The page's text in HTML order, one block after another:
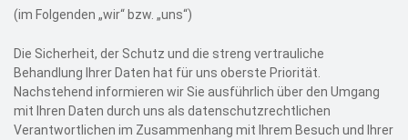
(im Folgenden „wir“ bzw. „uns“)
Die Sicherheit, der Schutz und die streng vertrauliche
Behandlung Ihrer Daten hat für uns oberste Priorität.
Nachstehend informieren wir Sie ausführlich über den Umgang
mit Ihren Daten durch uns als datenschutzrechtlichen
Verantwortlichen im Zusammenhang mit Ihrem Besuch und Ihrer